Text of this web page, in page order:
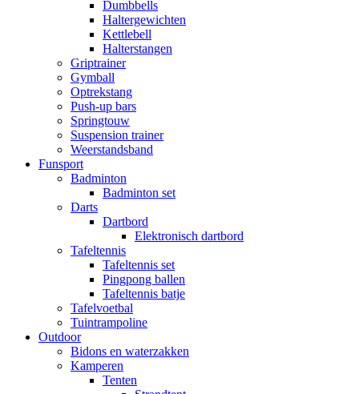
Dumbbells
Haltergewichten
Kettlebell
Halterstangen
Griptrainer
Gymball
Optrekstang
Push-up bars
Springtouw
Suspension trainer
Weerstandsband
Funsport
Badminton
Badminton set
Darts
Dartbord
Elektronisch dartbord
Tafeltennis
Tafeltennis set
Pingpong ballen
Tafeltennis batje
Tafelvoetbal
Tuintrampoline
Outdoor
Bidons en waterzakken
Kamperen
Tenten